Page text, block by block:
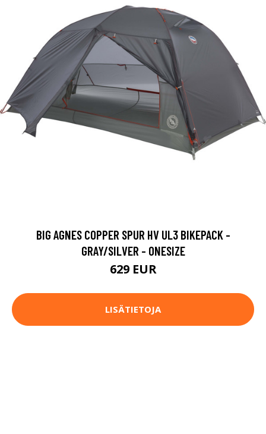
BIG AGNES COPPER SPUR HV UL3 BIKEPACK -
GRAY/SILVER - ONESIZE
629 EUR
LISÄTIETOJA